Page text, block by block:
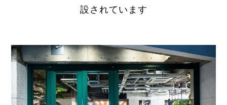
設されています